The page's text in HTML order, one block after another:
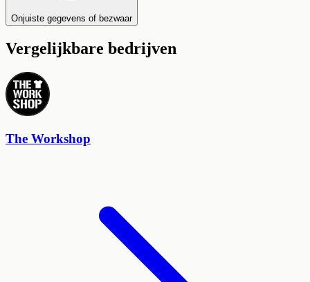
Onjuiste gegevens of bezwaar
Vergelijkbare bedrijven
The Workshop